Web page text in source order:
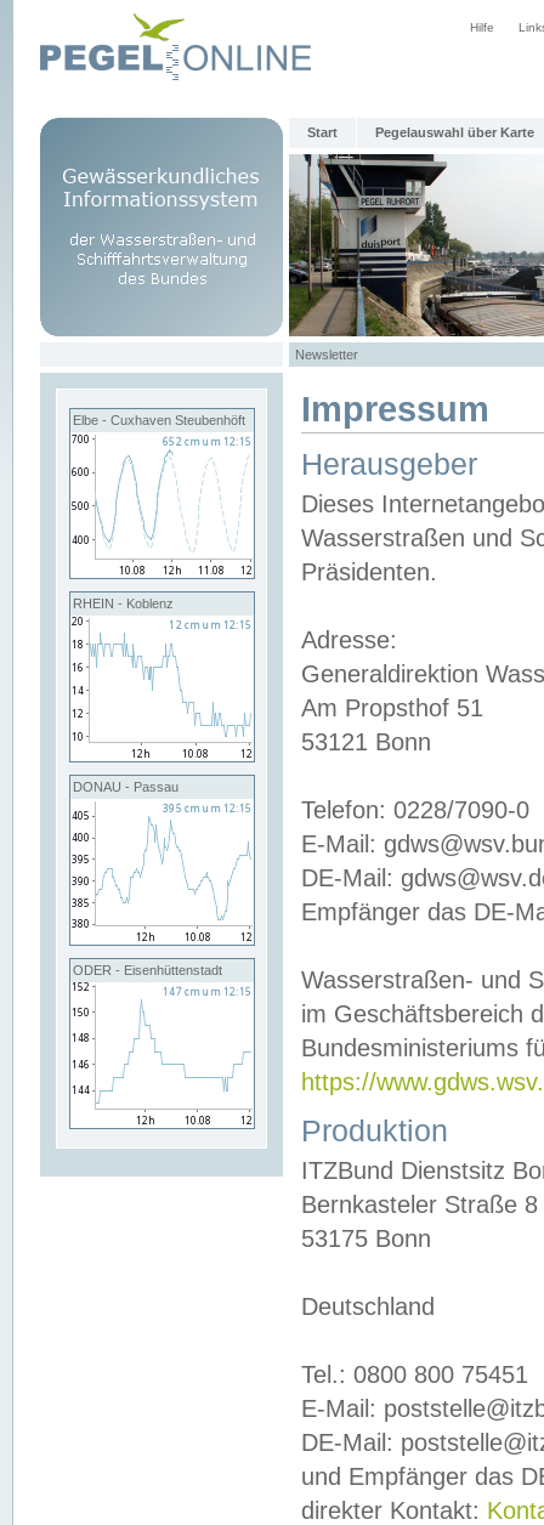
Hilfe
Start Pegelauswahl über Karte
Newsletter
Elbe - Cuxhaven Steubenhöft
RHEIN - Koblenz
DONAU - Passau
ODER - Eisenhüttenstadt
Impressum
Herausgeber
Dieses
Wasserstraßen und
Präsidenten.
Adresse:
Generaldirektion
Am Propsthof 51
53121 Bonn
Telefon: 0228/7090-0
E-Mail:
DE-Mail:
Empfänger das DE-
Wasserstraßen- und
im Geschäftsbereich
Bundesministeriums
https://
Produktion
ITZBund Dienstsitz
Bernkasteler Straße 8
53175 Bonn
Deutschland
Tel.: 0800 800 75451
E-Mail:
DE-Mail:
und Empfänger das
direkter Kontakt: